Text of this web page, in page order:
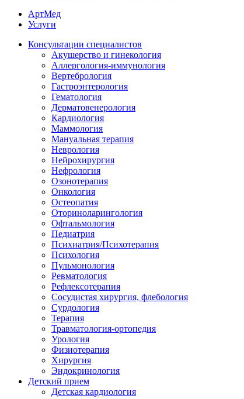
АртМед
Услуги
Консультации специалистов
Акушерство и гинекология
Аллергология-иммунология
Вертебрология
Гастроэнтерология
Гематология
Дерматовенерология
Кардиология
Маммология
Мануальная терапия
Неврология
Нейрохирургия
Нефрология
Озонотерапия
Онкология
Остеопатия
Оториноларингология
Офтальмология
Педиатрия
Психиатрия/Психотерапия
Психология
Пульмонология
Ревматология
Рефлексотерапия
Сосудистая хирургия, флебология
Сурдология
Терапия
Травматология-ортопедия
Урология
Физиотерапия
Хирургия
Эндокринология
Детский прием
Детская кардиология